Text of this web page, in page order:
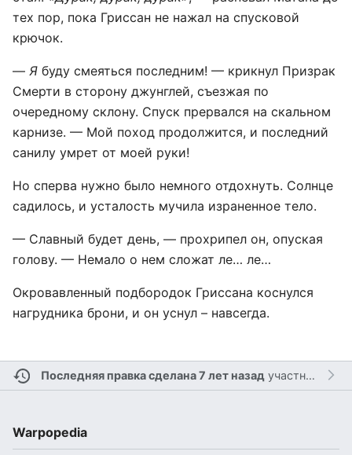
тех пор, пока Гриссан не нажал на спусковой
крючок.
— Я буду смеяться последним! — крикнул Призрак
Смерти в сторону джунглей, съезжая по
очередному склону. Спуск прервался на скальном
карнизе. — Мой поход продолжится, и последний
санилу умрет от моей руки!
Но сперва нужно было немного отдохнуть. Солнце
садилось, и усталость мучила израненное тело.
— Славный будет день, — прохрипел он, опуская
голову. — Немало о нем сложат ле… ле…
Окровавленный подбородок Гриссана коснулся
нагрудника брони, и он уснул – навсегда.
Последняя правка сделана 7 лет назадучастником
Warpopedia